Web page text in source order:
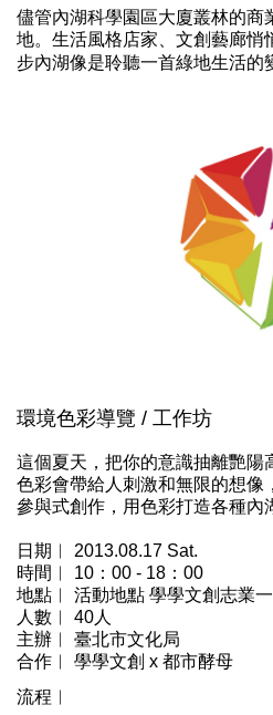
儘管內湖科學園區大廈叢林的商
地。生活風格店家、文創藝廊悄
步內湖像是聆聽一首綠地生活的
環境色彩導覽 /
這個夏天，把你的意識抽離艷陽
色彩會帶給人刺激和無限的想像
參與式創作，用色彩打造各種內
日期︱ 2013.08.17 Sat.
時間︱ 10：00 - 18：00
地點︱ 活動地點 學學文創志業
人數︱ 40人
主辦︱ 臺北市文化局
合作︱ 學學文創 x 都市酵母
流程︱